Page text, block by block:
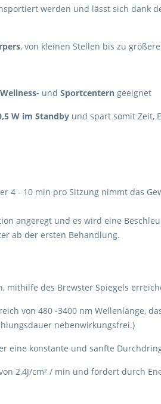
werden und lässt sich dank
, von kleinen Stellen bis zu
Wellness- und Sportcentern geeignet
W im Standby und spart somit Zeit,
4 - 10 min pro Sitzung nimmt das
angeregt und es wird eine
ab der ersten Behandlung.
mithilfe des Brewster Spiegels
von 480 -3400 nm Wellenlänge,
nebenwirkungsfrei.)
eine konstante und sanfte
2,4J/cm² / min und fördert durch